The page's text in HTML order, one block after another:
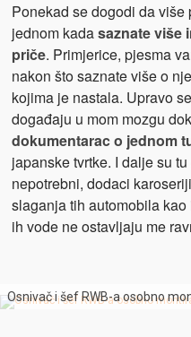
Ponekad se dogodi da
jednom kadasaznate više
priče. Primjerice, pjesma
nakon što saznate više o
kojima je nastala. Upravo
događaju u mom mozgu
dokumentarac o jednom
japanske tvrtke. I dalje su
nepotrebni, dodaci
slaganja tih automobila
ih vode ne ostavljaju me
Osnivač i šef RWB-a osobno